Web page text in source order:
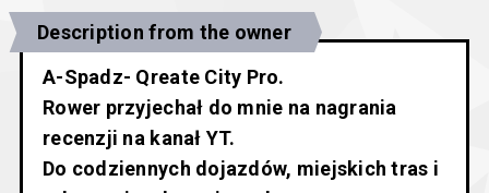
Description from the owner
A-Spadz- Qreate City Pro.
Rower przyjechał do mnie na nagrania
recenzji na kanał YT.
Do codziennych dojazdów, miejskich tras i